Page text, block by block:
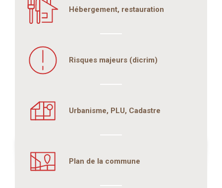
Hébergement, restauration
Risques majeurs (dicrim)
Urbanisme, PLU, Cadastre
Plan de la commune